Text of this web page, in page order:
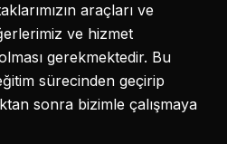
araçları ve
ve hizmet
gerekmektedir. Bu
sürecinden geçirip
sonra bizimle çalışmaya